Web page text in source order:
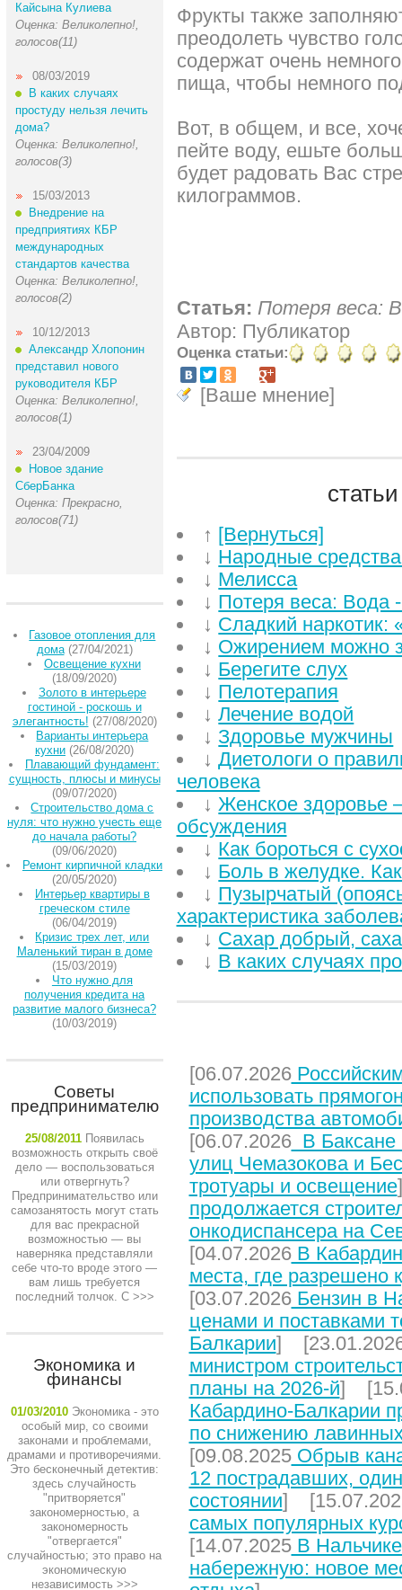
Кайсына Кулиева
Оценка: Великолепно!,
голосов(11)
08/03/2019
В каких случаях
простуду нельзя лечить
дома?
Оценка: Великолепно!,
голосов(3)
15/03/2013
Внедрение на
предприятиях КБР
международных
стандартов качества
Оценка: Великолепно!,
голосов(2)
10/12/2013
Александр Хлопонин
представил нового
руководителя КБР
Оценка: Великолепно!,
голосов(1)
23/04/2009
Новое здание
СберБанка
Оценка: Прекрасно,
голосов(71)
Газовое отопления для
дома(27/04/2021)
Освещение кухни
(18/09/2020)
Золото в интерьере
гостиной - роскошь и
элегантность! (27/08/2020)
Варианты интерьера
кухни (26/08/2020)
Плавающий фундамент:
сущность, плюсы и минусы
(09/07/2020)
Строительство дома с
нуля: что нужно учесть еще
до начала работы?
(09/06/2020)
Ремонт кирпичной кладки
(20/05/2020)
Интерьер квартиры в
греческом стиле
(06/04/2019)
Кризис трех лет, или
Маленький тиран в доме
(15/03/2019)
Что нужно для
получения кредита на
развитие малого бизнеса?
(10/03/2019)
Советы
предпринимателю
25/08/2011 Появилась
возможность открыть своё
дело — воспользоваться
или отвергнуть?
Предпринимательство или
самозанятость могут стать
для вас прекрасной
возможностью — вы
наверняка представляли
себе что-то вроде этого —
вам лишь требуется
последний толчок. С>>>
Экономика и
финансы
01/03/2010 Экономика - это
особый мир, со своими
законами и проблемами,
драмами и противоречиями.
Это бесконечный детектив:
здесь случайность
"притворяется"
закономерностью, а
закономерность
"отвергается"
случайностью; это право на
экономическую
независимость >>>
Фрукты также
преодолеть чувство
содержат очень
пища, чтобы немного
Вот, в общем, и все,
пейте воду, ешьте
будет радовать Вас
килограммов.
Статья: Потеря веса:
Автор: Публикатор
Оценка статьи:
[Ваше мнение]
↑ [Вернуться]
↓ Народные
↓ Мелисса
↓ Потеря веса: Вода
↓ Сладкий наркотик:
↓ Ожирением можно
↓ Берегите слух
↓ Пелотерапия
↓Лечение водой
↓ Здоровье мужчины
↓Диетологи о
человека
↓Женское здоровье
обсуждения
↓ Как бороться с
↓ Боль в желудке.
↓ Пузырчатый
характеристика
↓ Сахар добрый,
↓ В каких случаях
[06.07.2026
использовать
производства
[06.07.2026В Баксане
улиц Чемазокова и
тротуары и освещение
продолжается
онкодиспансера на
[04.07.2026В
места, где разрешено
[03.07.2026Бензин в
ценами и поставками
Балкарии]
министром
планы на 2026-й]
Кабардино-Балкарии
по снижению
[09.08.2025Обрыв
12 пострадавших,
состоянии]
самых популярных
[14.07.2025В
набережную: новое